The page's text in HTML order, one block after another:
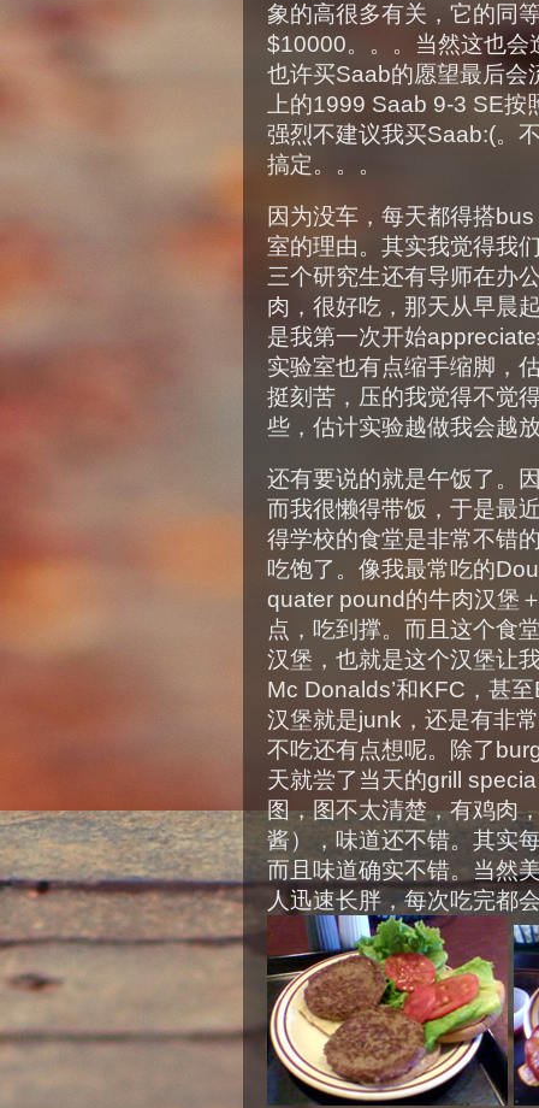
象的高很多有关，它的同
$10000。。。当然这也会
也许买Saab的愿望最后会
上的1999 Saab 9-3 SE
强烈不建议我买Saab:(。
搞定。。。
因为没车，每天都得搭
室的理由。其实我觉得我
三个研究生还有导师在办
肉，很好吃，那天从早晨
是我第一次开始
实验室也有点缩手缩脚，
挺刻苦，压的我觉得不觉
些，估计实验越做我会越
还有要说的就是午饭了。
而我很懒得带饭，于是最
得学校的食堂是非常不错
吃饱了。像我最常吃的
quater pound的牛肉汉堡
点，吃到撑。而且这个食
汉堡，也就是这个汉堡让
Mc Donalds’和KFC，甚
汉堡就是junk，还是有非
不吃还有点想呢。除了
天就尝了当天的grill
图，图不太清楚，有鸡肉
酱），味道还不错。其实
而且味道确实不错。当然
人迅速长胖，每次吃完都